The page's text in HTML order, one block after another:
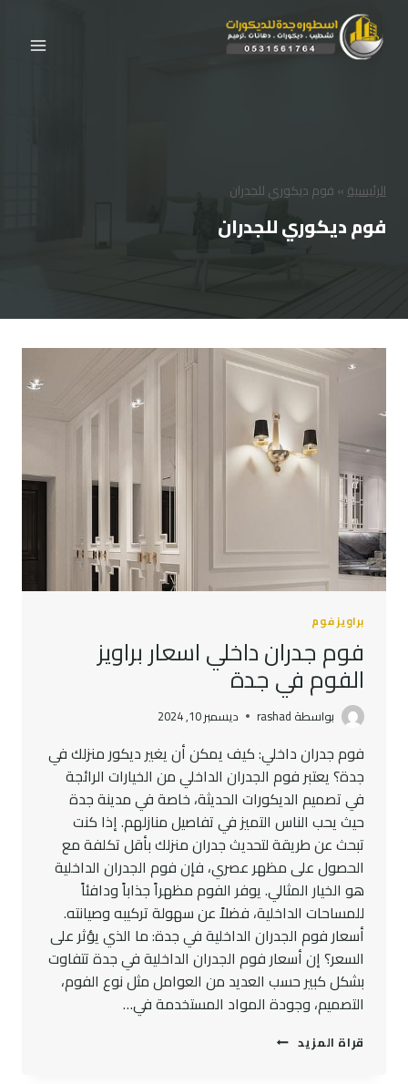
المحتوى
الرئيسية»فوم ديكوري للجدران
فوم ديكوري للجدران
براويز فوم
فوم جدران داخلي اسعار براويز
الفوم في جدة
بواسطة rashad ديسمبر 10, 2024
فوم جدران داخلي: كيف يمكن أن يغير ديكور منزلك في
جدة؟ يعتبر فوم الجدران الداخلي من الخيارات الرائجة
في تصميم الديكورات الحديثة، خاصة في مدينة جدة
حيث يحب الناس التميز في تفاصيل منازلهم. إذا كنت
تبحث عن طريقة لتحديث جدران منزلك بأقل تكلفة مع
الحصول على مظهر عصري، فإن فوم الجدران الداخلية
هو الخيار المثالي. يوفر الفوم مظهراً جذاباً ودافئاً
للمساحات الداخلية، فضلاً عن سهولة تركيبه وصيانته.
أسعار فوم الجدران الداخلية في جدة: ما الذي يؤثر على
السعر؟ إن أسعار فوم الجدران الداخلية في جدة تتفاوت
بشكل كبير حسب العديد من العوامل مثل نوع الفوم،
التصميم، وجودة المواد المستخدمة في…
قراة المزيد فوم